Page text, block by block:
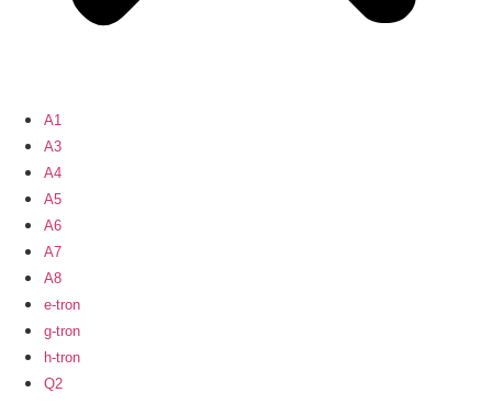
A1
A3
A4
A5
A6
A7
A8
e-tron
g-tron
h-tron
Q2